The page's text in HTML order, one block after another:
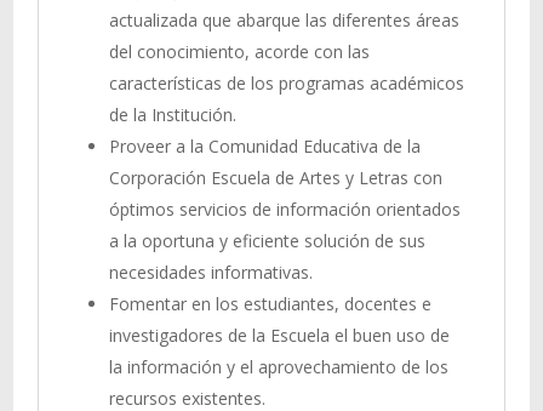
actualizada que abarque las diferentes áreas
del conocimiento, acorde con las
características de los programas académicos
de la Institución.
Proveer a la Comunidad Educativa de la
Corporación Escuela de Artes y Letras con
óptimos servicios de información orientados
a la oportuna y eficiente solución de sus
necesidades informativas.
Fomentar en los estudiantes, docentes e
investigadores de la Escuela el buen uso de
la información y el aprovechamiento de los
recursos existentes.